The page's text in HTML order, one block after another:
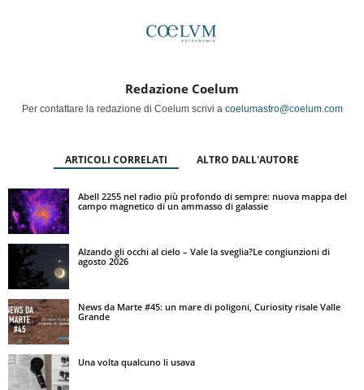
Redazione Coelum
Per contattare la redazione di Coelum scrivi a coelumastro@coelum.com
ARTICOLI CORRELATI ALTRO DALL'AUTORE
Abell 2255 nel radio più profondo di sempre: nuova mappa del
campo magnetico di un ammasso di galassie
Alzando gli occhi al cielo – Vale la sveglia?Le congiunzioni di
agosto 2026
News da Marte #45: un mare di poligoni, Curiosity risale Valle
Grande
Una volta qualcuno li usava